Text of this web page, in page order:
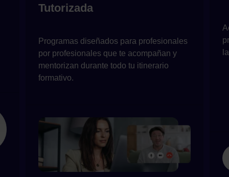
Tutorizada
Programas diseñados para profesionales
por profesionales que te acompañan y
mentorizan durante todo tu itinerario
formativo.